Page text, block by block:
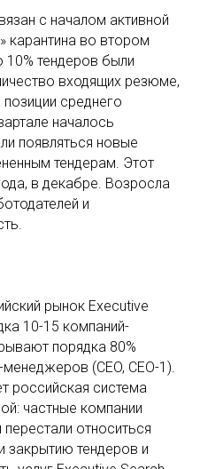
с началом активной
карантина во втором
10% тендеров были
входящих резюме,
позиции среднего
началось
появляться новые
тендерам. Этот
в декабре. Возросла
и
рынок Executive
10-15 компаний-
порядка 80%
(CEO, CEO-1).
российская система
частные компании
относиться
тендеров и